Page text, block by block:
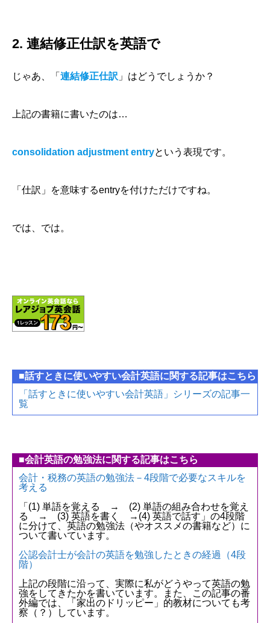
2. 連結修正仕訳を英語で
じゃあ、「 連結修正仕訳 」はどうでしょうか？
上記の書籍に書いたのは…
consolidation adjustment entryという表現です。
「仕訳」を意味するentryを付けただけですね。
では、では。
■話すときに使いやすい会計英語に関する記事はこちら
「話すときに使いやすい会計英語」シリーズの記事一
覧
■会計英語の勉強法に関する記事はこちら
会計・税務の英語の勉強法－4段階で必要なスキルを
考える
「(1) 単語を覚える → (2) 単語の組み合わせを覚え
る → (3) 英語を書く →(4) 英語で話す」の4段階
に分けて、英語の勉強法（やオススメの書籍など）に
ついて書いています。
公認会計士が会計の英語を勉強したときの経過（4段
階）
上記の段階に沿って、実際に私がどうやって英語の勉
強をしてきたかを書いています。また、この記事の番
外編では、「家出のドリッピー」的教材についても考
察（？）しています。